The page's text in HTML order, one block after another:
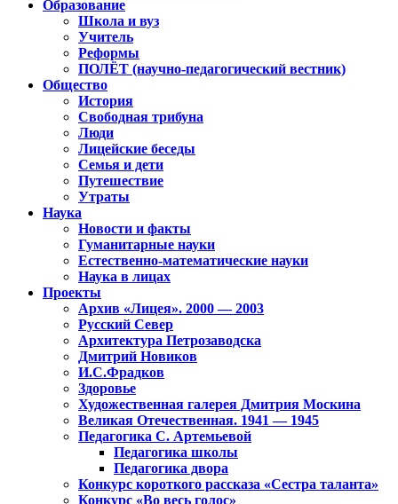
Образование
Школа и вуз
Учитель
Реформы
ПОЛЁТ (научно-педагогический вестник)
Общество
История
Свободная трибуна
Люди
Лицейские беседы
Семья и дети
Путешествие
Утраты
Наука
Новости и факты
Гуманитарные науки
Естественно-математические науки
Наука в лицах
Проекты
Архив «Лицея». 2000 — 2003
Русский Север
Архитектура Петрозаводска
Дмитрий Новиков
И.С.Фрадков
Здоровье
Художественная галерея Дмитрия Москина
Великая Отечественная. 1941 — 1945
Педагогика С. Артемьевой
Педагогика школы
Педагогика двора
Конкурс короткого рассказа «Сестра таланта»
Конкурс «Во весь голос»